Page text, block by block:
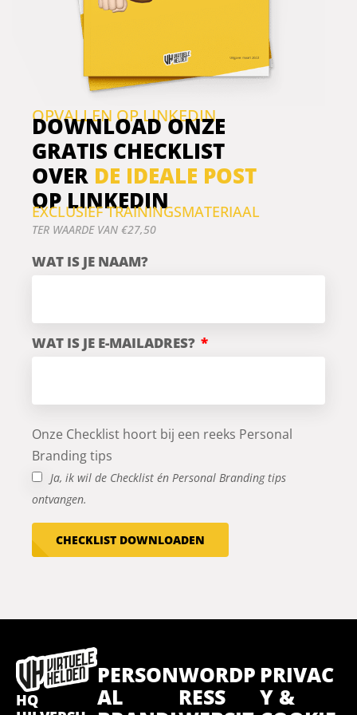
OPVALLEN OP LINKEDIN
DOWNLOAD ONZE
GRATIS CHECKLIST
OVER DE IDEALE POST
OP LINKEDIN
EXCLUSIEF TRAININGSMATERIAAL
TER WAARDE VAN €27,50
WAT IS JE NAAM?
WAT IS JE E-MAILADRES?
Onze Checklist hoort bij een reeks Personal
Branding tips
Ja, ik wil de Checklist én Personal Branding tips
ontvangen.
CHECKLIST DOWNLOADEN
HQ
PERSON
AL
WORDP
RESS
PRIVAC
Y &